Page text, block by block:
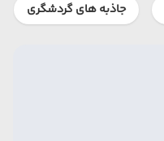
جاذبه های گردشگری